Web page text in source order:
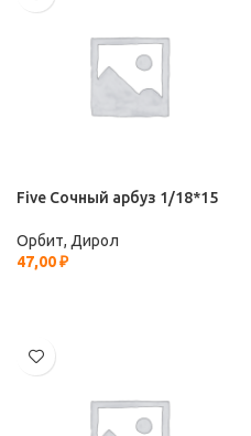
Five Сочный арбуз 1/18*15
Орбит, Дирол
47,00₽